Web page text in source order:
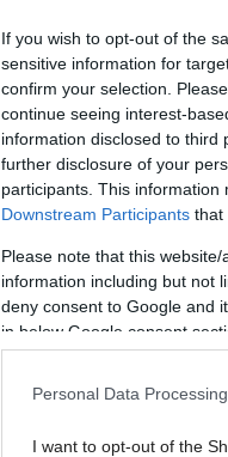
If you wish to opt-out of the
sensitive information for
confirm your selection.
continue seeing interest-
information disclosed to third
further disclosure of your
participants. This
Downstream Participants that
Please note that this
information including but not
deny consent to Google and
in below Google consent
Personal Data
I want to opt-out of the